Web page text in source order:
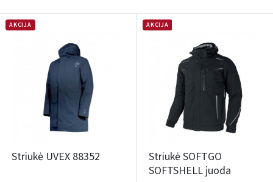
AKCIJA
Striukė UVEX 88352
AKCIJA
Striukė SOFTGO
SOFTSHELL juoda